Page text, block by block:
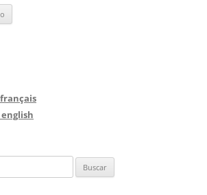
français
english